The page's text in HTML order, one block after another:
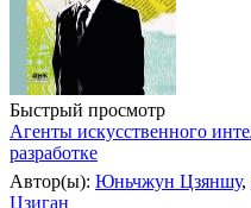
Быстрый просмотр
Агенты искусственного
разработке
Автор(ы): Юньчжун Цзяншу,
Цзиган